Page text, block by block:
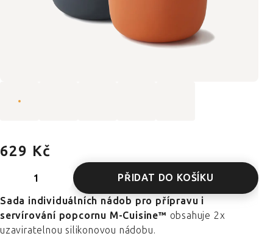
629 Kč
PŘIDAT DO KOŠÍKU
Sada individuálních nádob pro přípravu i
servírování popcornu M-Cuisine™ obsahuje 2x
uzaviratelnou silikonovou nádobu.